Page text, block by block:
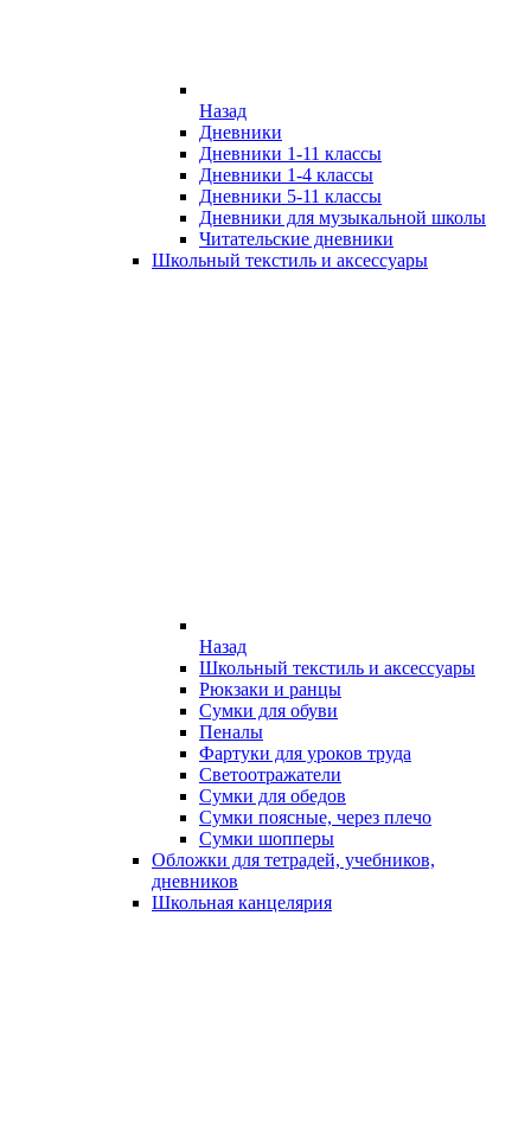
Назад
Дневники
Дневники 1-11 классы
Дневники 1-4 классы
Дневники 5-11 классы
Дневники для музыкальной школы
Читательские дневники
Школьный текстиль и аксессуары
Назад
Школьный текстиль и аксессуары
Рюкзаки и ранцы
Сумки для обуви
Пеналы
Фартуки для уроков труда
Светоотражатели
Сумки для обедов
Сумки поясные, через плечо
Сумки шопперы
Обложки для тетрадей, учебников,
дневников
Школьная канцелярия